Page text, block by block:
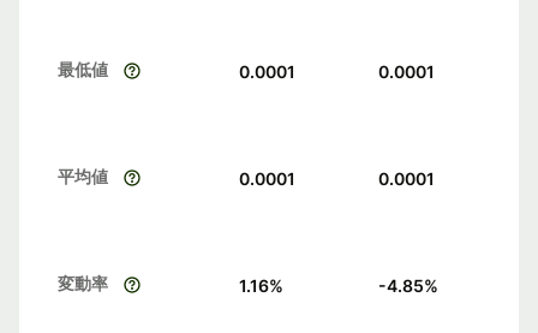
最低値 0.0001 0.0001
平均値 0.0001 0.0001
変動率 1.16% -4.85%